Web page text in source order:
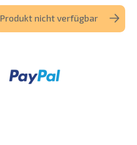
Produkt nicht verfügbar